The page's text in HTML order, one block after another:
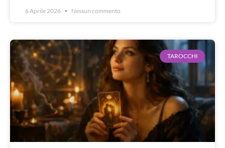
6 Aprile 2026 Nessun commento
TAROCCHI